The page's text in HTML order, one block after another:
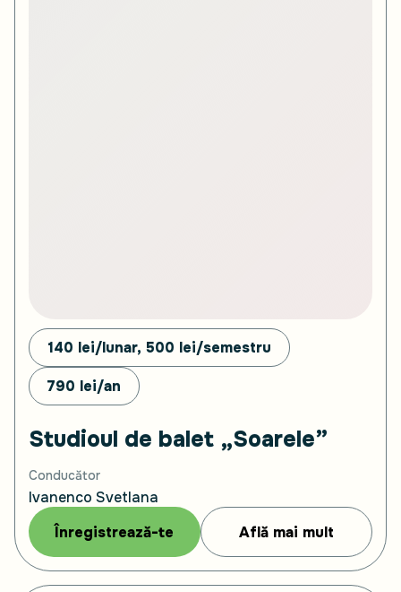
140 lei/lunar, 500 lei/semestru
790 lei/an
Studioul de balet „Soarele”
Conducător
Ivanenco Svetlana
Înregistrează-te
Află mai mult